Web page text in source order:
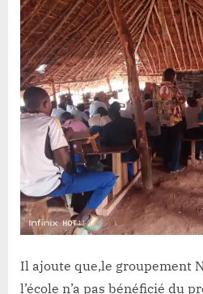
Il ajoute que,le groupement
l’école n’a pas bénéficié du